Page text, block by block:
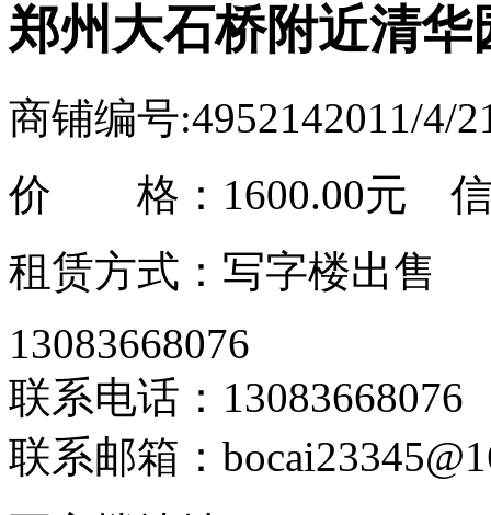
郑州大石桥附近清华
商铺编号:4952142011/4/
价 格： 1600.00元 信
租赁方式：写字楼出售
13083668076
联系电话：13083668076
联系邮箱：